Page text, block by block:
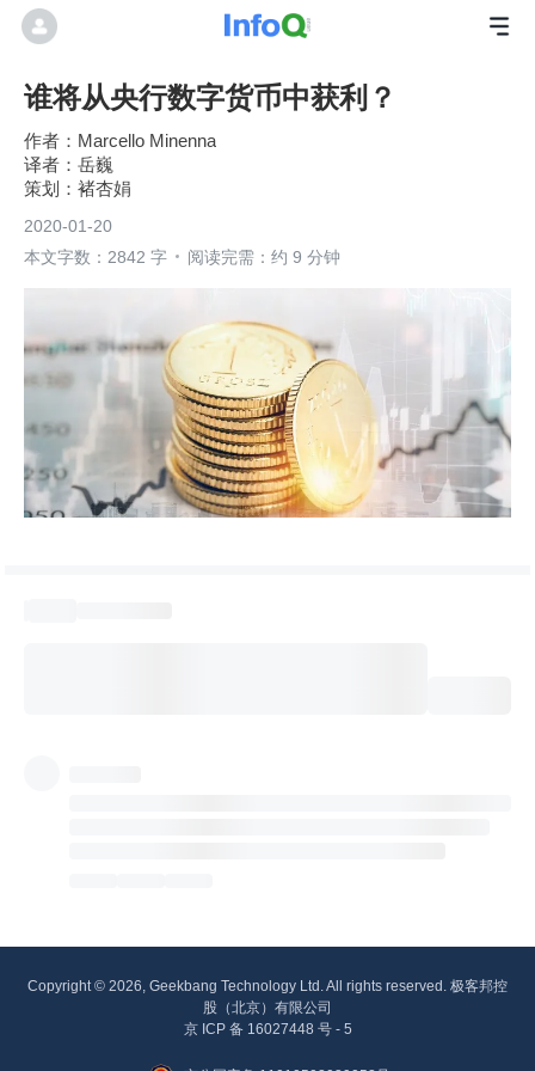
谁将从央行数字货币中获利？
Marcello Minenna
岳巍
褚杏娟
2020-01-20
本文字数：2842 字
阅读完需：约 9 分钟
Copyright © 2026, Geekbang Technology Ltd. All rights reserved. 极客邦控
股（北京）有限公司
京 ICP 备 16027448 号 - 5